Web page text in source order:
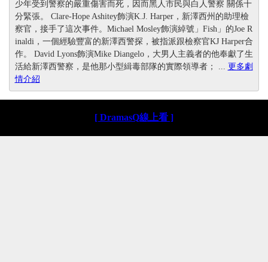
少年受到警察的嚴重傷害而死，因而黑人市民與白人警察 關係十
分緊張。 Clare-Hope Ashitey飾演K.J. Harper，新澤西州的助理檢
察官，接手了這次事件。Michael Mosley飾演綽號」Fish」的Joe R
inaldi，一個經驗豐富的新澤西警探，被指派跟檢察官KJ Harper合
作。 David Lyons飾演Mike Diangelo，大男人主義者的他奉獻了生
活給新澤西警察，是他那小型緝毒部隊的實際領導者； ... 更多劇
情介紹
[ DramasQ線上看 ]